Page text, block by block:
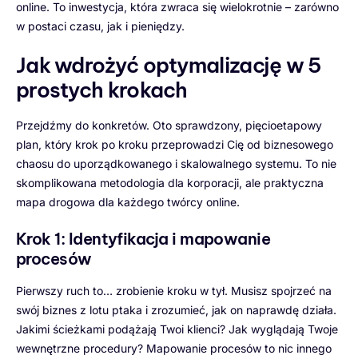
online. To inwestycja, która zwraca się wielokrotnie – zarówno
w postaci czasu, jak i pieniędzy.
Jak wdrożyć optymalizację w 5
prostych krokach
Przejdźmy do konkretów. Oto sprawdzony, pięcioetapowy
plan, który krok po kroku przeprowadzi Cię od biznesowego
chaosu do uporządkowanego i skalowalnego systemu. To nie
skomplikowana metodologia dla korporacji, ale praktyczna
mapa drogowa dla każdego twórcy online.
Krok 1: Identyfikacja i mapowanie
procesów
Pierwszy ruch to… zrobienie kroku w tył. Musisz spojrzeć na
swój biznes z lotu ptaka i zrozumieć, jak on naprawdę działa.
Jakimi ścieżkami podążają Twoi klienci? Jak wyglądają Twoje
wewnętrzne procedury? Mapowanie procesów to nic innego